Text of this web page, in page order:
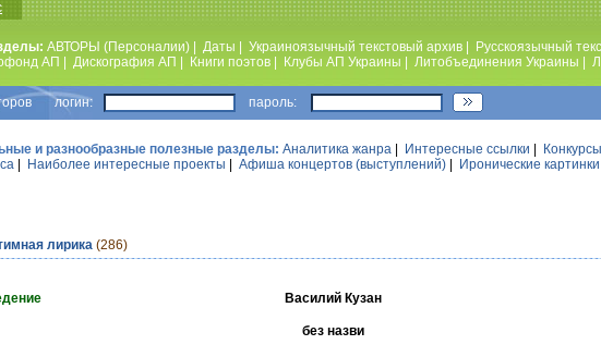
АВТОРЫ (Персоналии) Даты Украиноязычный текстовый архив Русскоязычный
АП
Дискография АП Книги поэтов Клубы АП Украины Литобъединения Украины
логин: пароль:
и разнообразные полезные разделы: Аналитика жанра Интересные ссылки
Наиболее интересные проекты Афиша концертов (выступлений) Иронические картинки
лирика (286)
Василий Кузан
без назви